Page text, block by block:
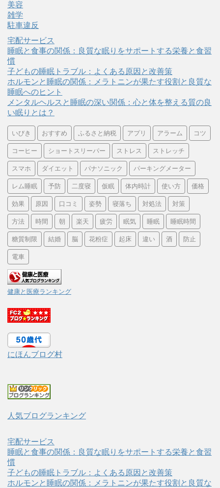
美容
雑学
駐車違反
宅配サービス
睡眠と食事の関係：良質な眠りをサポートする栄養と食習
慣
子どもの睡眠トラブル：よくある原因と改善策
ホルモンと睡眠の関係：メラトニンが果たす役割と良質な
睡眠へのヒント
メンタルヘルスと睡眠の深い関係：心と体を整える質の良
い眠りとは？
いびき おすすめ ふるさと納税 アプリ アラーム コツ
コーヒー ショートスリーパー ストレス ストレッチ
スマホ ダイエット パナソニック パーキングメーター
レム睡眠 予防 二度寝 仮眠 体内時計 使い方 価格
効果 原因 口コミ 姿勢 寝落ち 対処法 対策
方法 時間 朝 楽天 疲労 眠気 睡眠 睡眠時間
糖質制限 結婚 脳 花粉症 起床 違い 酒 防止
電車
健康と医療ランキング
にほんブログ村
人気ブログランキング
宅配サービス
睡眠と食事の関係：良質な眠りをサポートする栄養と食習
慣
子どもの睡眠トラブル：よくある原因と改善策
ホルモンと睡眠の関係：メラトニンが果たす役割と良質な